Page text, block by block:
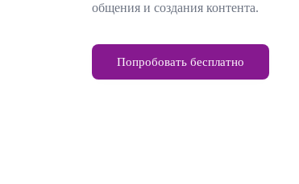
общения и создания контента.
Попробовать бесплатно